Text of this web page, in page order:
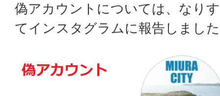
偽アカウントについては、なり
てインスタグラムに報告しまし